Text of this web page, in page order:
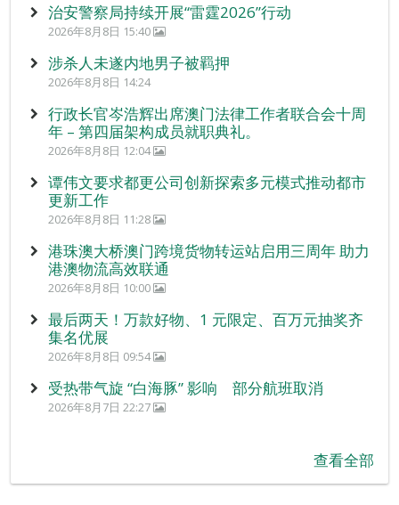
治安警察局持续开展“雷霆2026”行动
2026年8月8日 15:40
涉杀人未遂内地男子被羁押
2026年8月8日 14:24
行政长官岑浩辉出席澳门法律工作者联合会十周
年 – 第四届架构成员就职典礼。
2026年8月8日 12:04
谭伟文要求都更公司创新探索多元模式推动都市
更新工作
2026年8月8日 11:28
港珠澳大桥澳门跨境货物转运站启用三周年 助力
港澳物流高效联通
2026年8月8日 10:00
最后两天！万款好物、1 元限定、百万元抽奖齐
集名优展
2026年8月8日 09:54
受热带气旋 “白海豚” 影响 部分航班取消
2026年8月7日 22:27
查看全部